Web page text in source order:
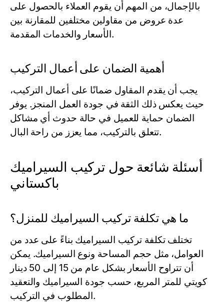
بالإجمال، من المهم أن يقوم العملاء بالحصول على
عدة عروض من مقاولين مختلفين للمقارنة بين
الأسعار والخدمات المقدمة.
أهمية الضمان على أعمال التركيب
يجب أن يقدم المقاول ضمانًا على أعمال التركيب،
حيث يعكس ذلك الثقة في جودة العمل المنجز. يوفر
الضمان حماية للعميل في حالة حدوث أي مشاكل
تتعلق بالتركيب، مما يعزز من راحة البال.
أسئلة شائعة حول تركيب السيراميك
باكستاني
ما هي تكلفة تركيب السيراميك للمنزل؟
تختلف تكلفة تركيب السيراميك بناءً على عدد من
العوامل، مثل حجم المساحة ونوع السيراميك. يمكن
أن تتراوح الأسعار بشكل عام من 15 إلى 50 دينار
كويتي للمتر المربع، حسب جودة السيراميك والتعقيد
المطلوب في التركيب.